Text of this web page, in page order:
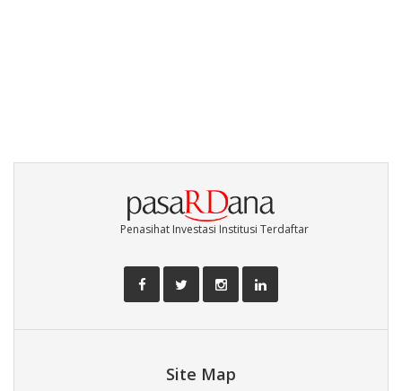
Penasihat Investasi Institusi Terdaftar
Site Map